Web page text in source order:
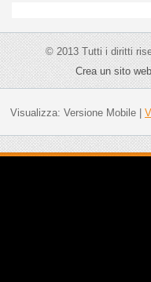
© 2013 Tutti i diritti
Crea un sito
Visualizza: Versione Mobile|